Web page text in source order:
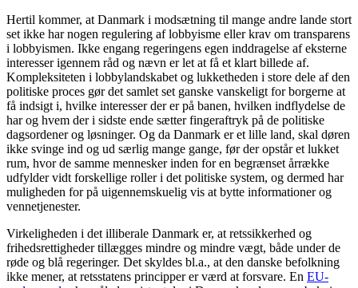
Hertil kommer, at Danmark i modsætning til mange andre lande stort
set ikke har nogen regulering af lobbyisme eller krav om transparens
i lobbyismen. Ikke engang regeringens egen inddragelse af eksterne
interesser igennem råd og nævn er let at få et klart billede af.
Kompleksiteten i lobbylandskabet og lukketheden i store dele af den
politiske proces gør det samlet set ganske vanskeligt for borgerne at
få indsigt i, hvilke interesser der er på banen, hvilken indflydelse de
har og hvem der i sidste ende sætter fingeraftryk på de politiske
dagsordener og løsninger. Og da Danmark er et lille land, skal døren
ikke svinge ind og ud særlig mange gange, før der opstår et lukket
rum, hvor de samme mennesker inden for en begrænset årrække
udfylder vidt forskellige roller i det politiske system, og dermed har
muligheden for på uigennemskuelig vis at bytte informationer og
vennetjenester.
Virkeligheden i det illiberale Danmark er, at retssikkerhed og
frihedsrettigheder tillægges mindre og mindre vægt, både under de
røde og blå regeringer. Det skyldes bl.a., at den danske befolkning
ikke mener, at retsstatens principper er værd at forsvare. En EU-